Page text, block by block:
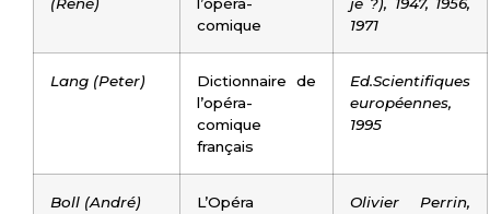
comique
1971
Lang (Peter)
Dictionnaire de
l’opéra-
comique
français
Ed.Scientifiques
européennes,
1995
Boll (André)
L’Opéra
Olivier Perrin,